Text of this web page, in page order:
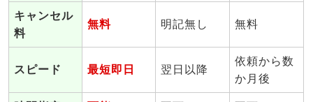
キャンセル
料
無料 明記無し 無料
スピード 最短即日 翌日以降
依頼から数
か月後